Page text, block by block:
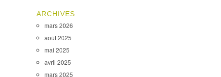
ARCHIVES
mars 2026
août 2025
mai 2025
avril 2025
mars 2025